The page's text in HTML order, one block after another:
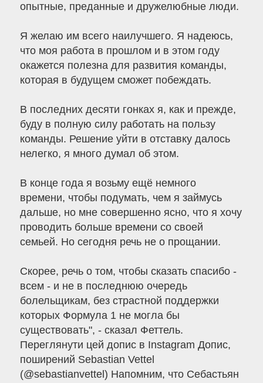
опытные, преданные и дружелюбные люди.
Я желаю им всего наилучшего. Я надеюсь,
что моя работа в прошлом и в этом году
окажется полезна для развития команды,
которая в будущем сможет побеждать.
В последних десяти гонках я, как и прежде,
буду в полную силу работать на пользу
команды. Решение уйти в отставку далось
нелегко, я много думал об этом.
В конце года я возьму ещё немного
времени, чтобы подумать, чем я займусь
дальше, но мне совершенно ясно, что я хочу
проводить больше времени со своей
семьей. Но сегодня речь не о прощании.
Скорее, речь о том, чтобы сказать спасибо -
всем - и не в последнюю очередь
болельщикам, без страстной поддержки
которых Формула 1 не могла бы
существовать", - сказал Феттель.
Переглянути цей допис в Instagram Допис,
поширений Sebastian Vettel
(@sebastianvettel) Напомним, что Себастьян